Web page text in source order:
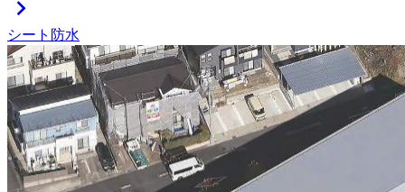
chevron_right
シート防水